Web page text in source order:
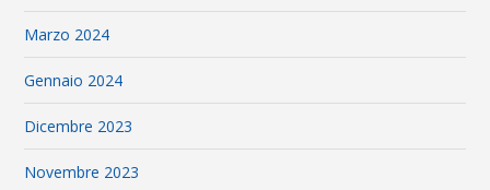
Marzo 2024
Gennaio 2024
Dicembre 2023
Novembre 2023